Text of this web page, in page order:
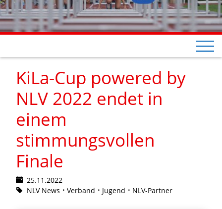
KiLa-Cup powered by
NLV 2022 endet in
einem
stimmungsvollen
Finale
25.11.2022
NLV News
Verband Jugend NLV-Partner